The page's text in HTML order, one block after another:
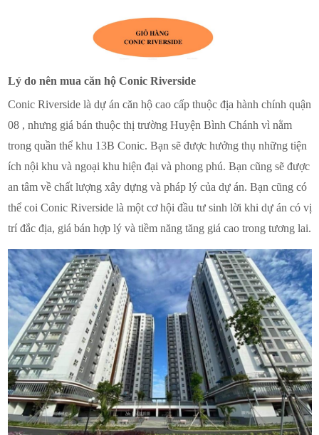
Lý do nên mua căn hộ Conic Riverside
Conic Riverside là dự án căn hộ cao cấp thuộc địa hành chính quận
08 , nhưng giá bán thuộc thị trường Huyện Bình Chánh vì nằm
trong quần thể khu 13B Conic. Bạn sẽ được hưởng thụ những tiện
ích nội khu và ngoại khu hiện đại và phong phú. Bạn cũng sẽ được
an tâm về chất lượng xây dựng và pháp lý của dự án. Bạn cũng có
thể coi Conic Riverside là một cơ hội đầu tư sinh lời khi dự án có vị
trí đắc địa, giá bán hợp lý và tiềm năng tăng giá cao trong tương lai.